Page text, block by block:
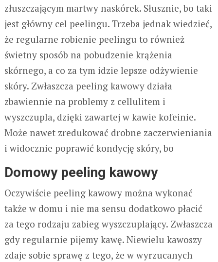
złuszczającym martwy naskórek. Słusznie, bo taki
jest główny cel peelingu. Trzeba jednak wiedzieć,
że regularne robienie peelingu to również
świetny sposób na pobudzenie krążenia
skórnego, a co za tym idzie lepsze odżywienie
skóry. Zwłaszcza peeling kawowy działa
zbawiennie na problemy z cellulitem i
wyszczupla, dzięki zawartej w kawie kofeinie.
Może nawet zredukować drobne zaczerwieniania
i widocznie poprawić kondycję skóry, bo
Domowy peeling kawowy
Oczywiście peeling kawowy można wykonać
także w domu i nie ma sensu dodatkowo płacić
za tego rodzaju zabieg wyszczuplający. Zwłaszcza
gdy regularnie pijemy kawę. Niewielu kawoszy
zdaje sobie sprawę z tego, że w wyrzucanych